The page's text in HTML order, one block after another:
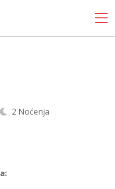
2 Noćenja